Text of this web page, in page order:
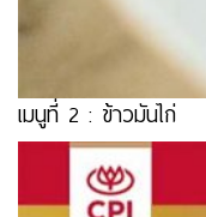
เมนูที่ 2 : ข้าวมันไก่